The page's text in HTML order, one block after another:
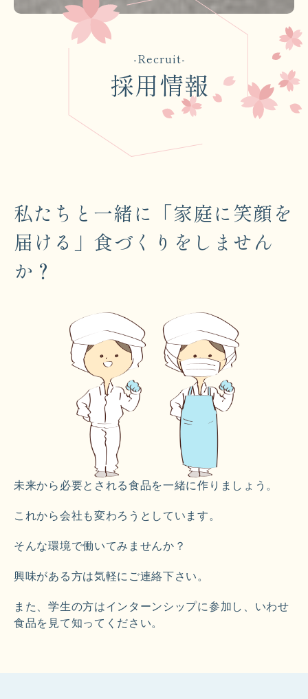
-Recruit-
採用情報
私たちと一緒に「家庭に笑顔を
届ける」食づくりをしません
か？
未来から必要とされる食品を一緒に作りましょう。
これから会社も変わろうとしています。
そんな環境で働いてみませんか？
興味がある方は気軽にご連絡下さい。
また、学生の方はインターンシップに参加し、いわせ
食品を見て知ってください。